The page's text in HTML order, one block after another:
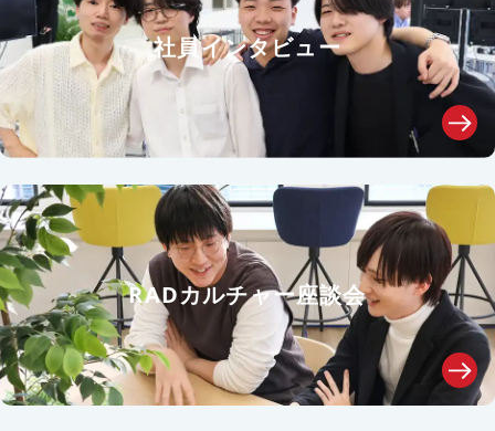
社員インタビュー
RADカルチャー座談会